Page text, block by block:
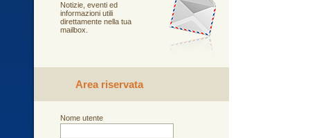
Notizie, eventi ed
informazioni utili
direttamente nella tua
mailbox.
Area riservata
Nome utente